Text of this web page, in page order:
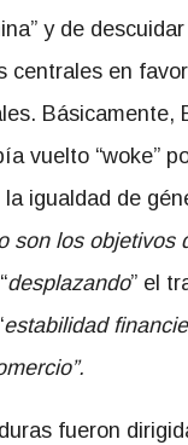
y de
centrales en
Básicamente,
vuelto “woke”
igualdad de
son los objetivos
desplazando” el
estabilidad
fueron